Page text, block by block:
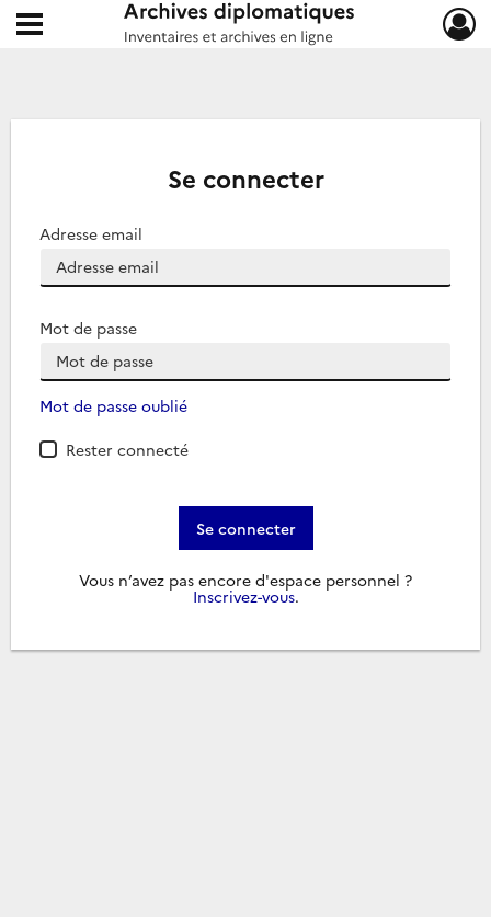
Archives diplomatiques
Ouvrir le menu déroulant
Se connecter
Adresse email
Mot de passe
Mot de passe oublié
Rester connecté
Se connecter
Vous n’avez pas encore d'espace personnel ?
Inscrivez-vous.